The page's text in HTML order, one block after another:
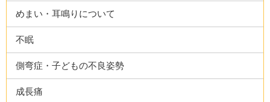
めまい・耳鳴りについて
不眠
側弯症・子どもの不良姿勢
成長痛